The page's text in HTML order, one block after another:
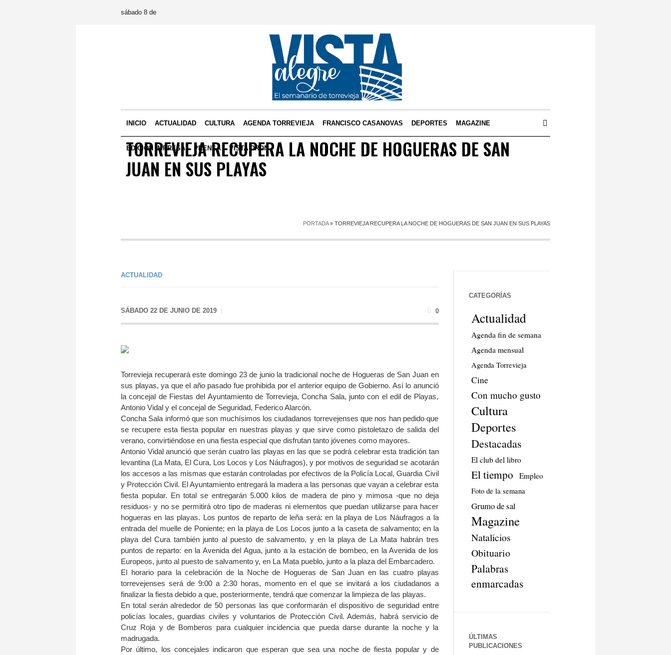
sábado 8 de
INICIO ACTUALIDAD CULTURA AGENDA TORREVIEJA FRANCISCO CASANOVAS DEPORTES MAGAZINE
EDICIÓN IMPRESA PRENSA VISTA DRON
TORREVIEJA RECUPERA LA NOCHE DE HOGUERAS DE SAN
JUAN EN SUS PLAYAS
PORTADA» TORREVIEJA RECUPERA LA NOCHE DE HOGUERAS DE SAN JUAN EN SUS PLAYAS
ACTUALIDAD
SÁBADO 22 DE JUNIO DE 2019 0
Torrevieja recuperará este domingo 23 de junio la tradicional noche de Hogueras de San Juan en
sus playas, ya que el año pasado fue prohibida por el anterior equipo de Gobierno. Así lo anunció
la concejal de Fiestas del Ayuntamiento de Torrevieja, Concha Sala, junto con el edil de Playas,
Antonio Vidal y el concejal de Seguridad, Federico Alarcón.
Concha Sala informó que son muchísimos los ciudadanos torrevejenses que nos han pedido que
se recupere esta fiesta popular en nuestras playas y que sirve como pistoletazo de salida del
verano, convirtiéndose en una fiesta especial que disfrutan tanto jóvenes como mayores.
Antonio Vidal anunció que serán cuatro las playas en las que se podrá celebrar esta tradición tan
levantina (La Mata, El Cura, Los Locos y Los Náufragos), y por motivos de seguridad se acotarán
los accesos a las mismas que estarán controladas por efectivos de la Policía Local, Guardia Civil
y Protección Civil. El Ayuntamiento entregará la madera a las personas que vayan a celebrar esta
fiesta popular. En total se entregarán 5.000 kilos de madera de pino y mimosa -que no deja
residuos- y no se permitirá otro tipo de maderas ni elementos que puedan utilizarse para hacer
hogueras en las playas. Los puntos de reparto de leña será: en la playa de Los Náufragos a la
entrada del muelle de Poniente; en la playa de Los Locos junto a la caseta de salvamento; en la
playa del Cura también junto al puesto de salvamento, y en la playa de La Mata habrán tres
puntos de reparto: en la Avenida del Agua, junto a la estación de bombeo, en la Avenida de los
Europeos, junto al puesto de salvamento y, en La Mata pueblo, junto a la plaza del Embarcadero.
El horario para la celebración de la Noche de Hogueras de San Juan en las cuatro playas
torrevejenses será de 9:00 a 2:30 horas, momento en el que se invitará a los ciudadanos a
finalizar la fiesta debido a que, posteriormente, tendrá que comenzar la limpieza de las playas.
En total serán alrededor de 50 personas las que conformarán el dispositivo de seguridad entre
policías locales, guardias civiles y voluntarios de Protección Civil. Además, habrá servicio de
Cruz Roja y de Bomberos para cualquier incidencia que pueda darse durante la noche y la
madrugada.
Por último, los concejales indicaron que esperan que sea una noche de fiesta popular y de
CATEGORÍAS
Actualidad
Agenda fin de semana
Agenda mensual
Agenda Torrevieja
Cine
Con mucho gusto
Cultura
Deportes
Destacadas
El club del libro
El tiempo Empleo
Foto de la semana
Grumo de sal
Magazine
Natalicios
Obituario
Palabras
enmarcadas
ÚLTIMAS
PUBLICACIONES